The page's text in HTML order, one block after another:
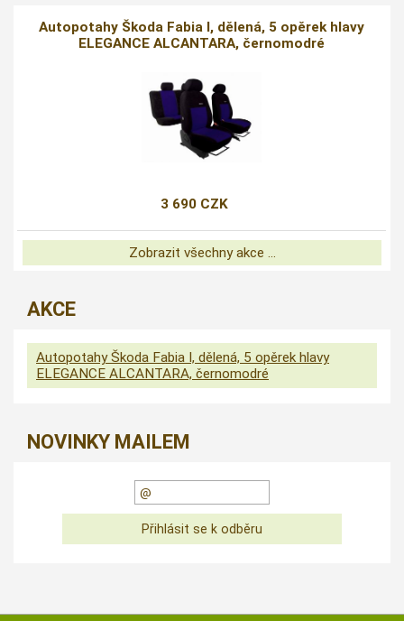
Autopotahy Škoda Fabia I, dělená, 5 opěrek hlavy
ELEGANCE ALCANTARA, černomodré
3 690 CZK
Zobrazit všechny akce ...
AKCE
Autopotahy Škoda Fabia I, dělená, 5 opěrek hlavy
ELEGANCE ALCANTARA, černomodré
NOVINKY MAILEM